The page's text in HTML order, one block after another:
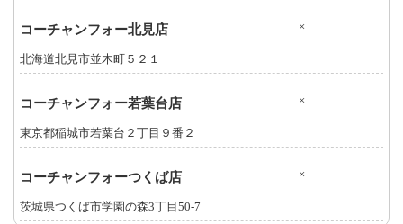
コーチャンフォー北見店 ×
北海道北見市並木町５２１
コーチャンフォー若葉台店 ×
東京都稲城市若葉台２丁目９番２
コーチャンフォーつくば店 ×
茨城県つくば市学園の森3丁目50-7